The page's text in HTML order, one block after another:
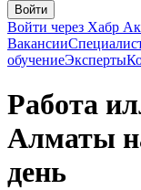
Войти
Войти через Хабр
Вакансии
обучениеЭксперты
Работа
Алматы
день